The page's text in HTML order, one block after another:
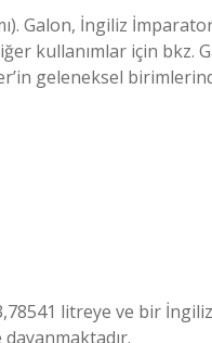
Galon, İngiliz
kullanımlar için bkz.
geleneksel
litreye ve bir